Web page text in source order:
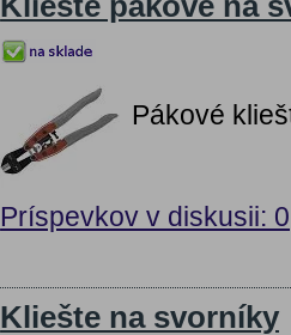
Pákové
Príspevkov v diskusii: 0
Kliešte na svorníky